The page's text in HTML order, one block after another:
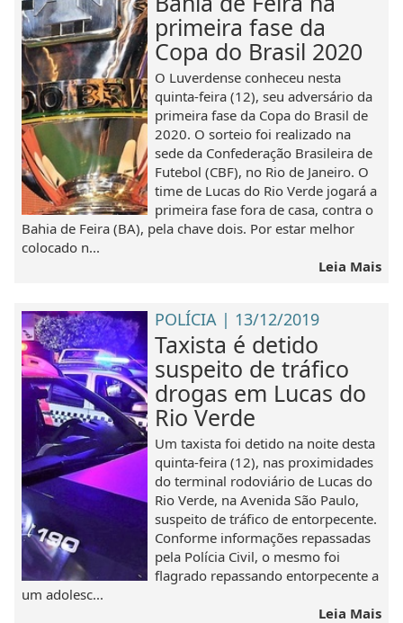
primeira fase da
Copa do Brasil 2020
O Luverdense conheceu nesta
quinta-feira (12), seu adversário da
primeira fase da Copa do Brasil de
2020. O sorteio foi realizado na
sede da Confederação Brasileira de
Futebol (CBF), no Rio de Janeiro. O
time de Lucas do Rio Verde jogará a
primeira fase fora de casa, contra o
Bahia de Feira (BA), pela chave dois. Por estar melhor
colocado n...
Leia Mais
POLÍCIA | 13/12/2019
Taxista é detido
suspeito de tráfico
drogas em Lucas do
Rio Verde
Um taxista foi detido na noite desta
quinta-feira (12), nas proximidades
do terminal rodoviário de Lucas do
Rio Verde, na Avenida São Paulo,
suspeito de tráfico de entorpecente.
Conforme informações repassadas
pela Polícia Civil, o mesmo foi
flagrado repassando entorpecente a
um adolesc...
Leia Mais